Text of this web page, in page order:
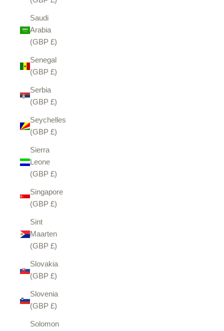
Saudi
Arabia
(GBP £)
Senegal
(GBP £)
Serbia
(GBP £)
Seychelles
(GBP £)
Sierra
Leone
(GBP £)
Singapore
(GBP £)
Sint
Maarten
(GBP £)
Slovakia
(GBP £)
Slovenia
(GBP £)
Solomon